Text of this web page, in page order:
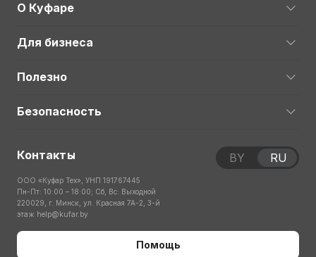
О Куфаре
Для бизнеса
Полезно
Безопасность
Контакты
ООО «Куфар Тех», УНП 191767445
Пн-Пт: 10:00 – 18:00; Сб, Вс: Выходной
220029, г. Минск, ул. Красная 7А-2, 3-й
этаж help@kufar.by
Помощь
BY RU